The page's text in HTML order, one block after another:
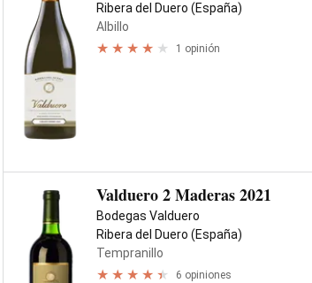
Ribera del Duero (España)
Albillo
1 opinión
Valduero 2 Maderas 2021
Bodegas Valduero
Ribera del Duero (España)
Tempranillo
6 opiniones